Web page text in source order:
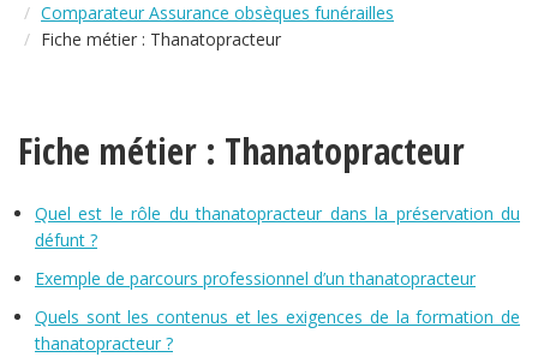
Comparateur Assurance obsèques funérailles
Fiche métier : Thanatopracteur
Fiche métier : Thanatopracteur
Quel est le rôle du thanatopracteur dans la préservation du
défunt ?
Exemple de parcours professionnel d’un thanatopracteur
Quels sont les contenus et les exigences de la formation de
thanatopracteur ?